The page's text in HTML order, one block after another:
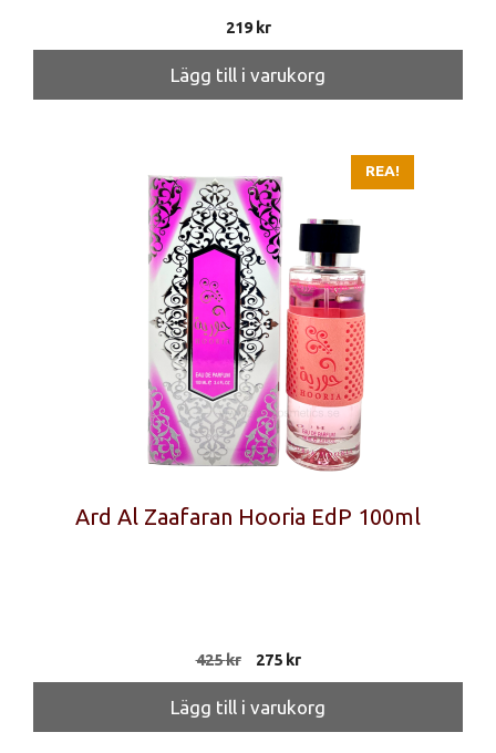
219kr
Lägg till i varukorg
REA!
Ard Al Zaafaran Hooria EdP 100ml
425kr
Det
ursprungliga
priset
var:
275 krDet
nuvarande
priset
är:
Lägg till i varukorg